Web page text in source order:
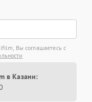
Вы соглашаетесь с
в Казани: